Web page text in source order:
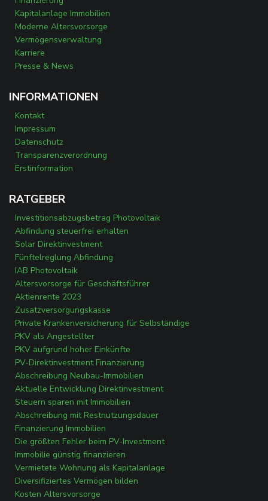
Kapitalanlage Immobilien
Moderne Altersvorsorge
Vermögensverwaltung
Karriere
Presse & News
INFORMATIONEN
Kontakt
Impressum
Datenschutz
Transparenzverordnung
Erstinformation
RATGEBER
Investitionsabzugsbetrag Photovoltaik
Abfindung steuerfrei erhalten
Solar Direktinvestment
Fünftelreglung Abfindung
IAB Photovoltaik
Altersvorsorge für Geschäftsführer
Aktienrente 2023
Zusatzversorgungskasse
Private Krankenversicherung für Selbständige
PKV als Angestellter
PKV aufgrund hoher Einkünfte
PV-Direktinvestment Finanzierung
Abschreibung Neubau-Immobilien
Aktuelle Entwicklung Direktinvestment
Steuern sparen mit Immobilien
Abschreibung mit Restnutzungsdauer
Finanzierung Immobilien
Die größten Fehler beim PV-Investment
Immobilie günstig finanzieren
Vermietete Wohnung als Kapitalanlage
Diversifiziertes Vermögen bilden
Kosten Altersvorsorge